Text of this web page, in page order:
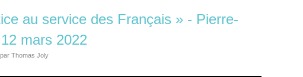
au service des Français » - Pierre-
mars 2022
Thomas Joly